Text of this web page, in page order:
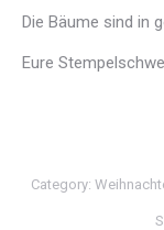
Die Bäume sind in
Eure
Category: